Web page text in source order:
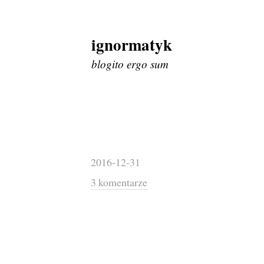
Skip
to
content
ignormatyk
blogito ergo sum
2016-12-31
3 komentarze